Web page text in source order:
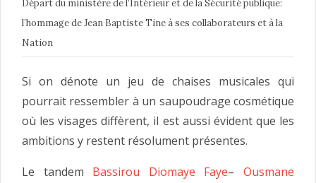
Départ du ministère de l’Intérieur et de la Sécurité publique:
l’hommage de Jean Baptiste Tine à ses collaborateurs et à la
Nation
Si on dénote un jeu de chaises musicales qui
pourrait ressembler à un saupoudrage cosmétique
où les visages diffèrent, il est aussi évident que les
ambitions y restent résolument présentes.
Le tandem Bassirou Diomaye Faye–Ousmane